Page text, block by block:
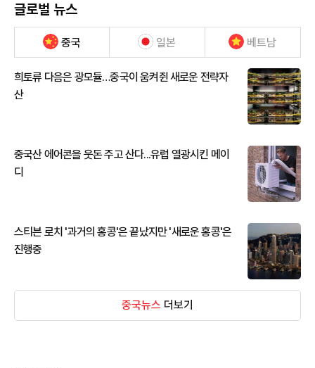
글로벌 뉴스
중국 일본 베트남
희토류 다음은 광모듈…중국이 움켜쥔 새로운 전략자
산
중국산 에어콘을 웃돈 주고 산다...유럽 열광시킨 메이
디
스티븐 로치 '과거의 홍콩'은 끝났지만 '새로운 홍콩'은
진행중
중국뉴스 더보기